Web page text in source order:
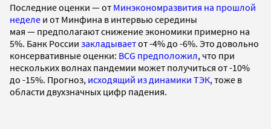
Последние оценки — от Минэкономразвития на прошлой
неделе и от Минфина в интервью середины
мая — предполагают снижение экономики примерно на
5%. Банк России закладываетот -4% до -6%. Это довольно
консервативные оценки: BCG предположил, что при
нескольких волнах пандемии может получиться от -10%
до -15%. Прогноз, исходящий из динамики ТЭК, тоже в
области двухзначных цифр падения.